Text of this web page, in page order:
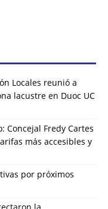
Locales reunió a
lacustre en Duoc UC
Concejal Fredy Cartes
más accesibles y
por próximos